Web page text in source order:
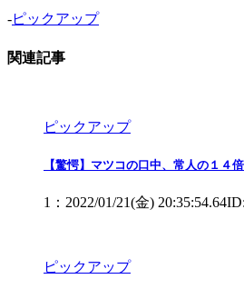
-ピックアップ
関連記事
ピックアップ
【驚愕】マツコの口中、常人の１４
1：2022/01/21(金)
ピックアップ